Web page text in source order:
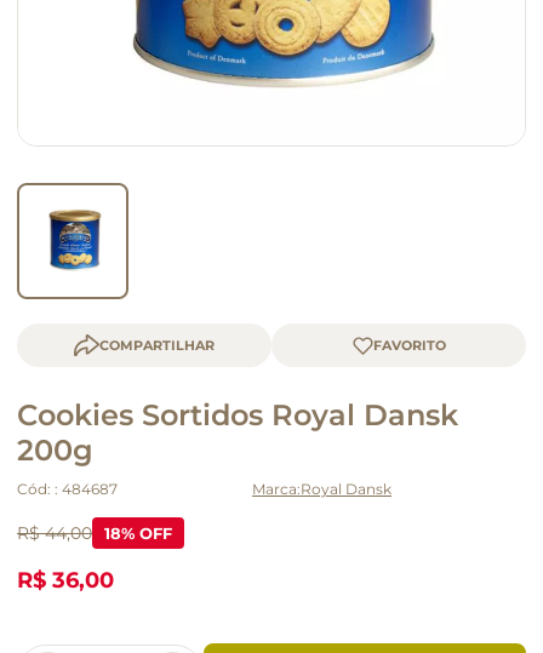
COMPARTILHAR
Cookies Sortidos Royal Dansk
200g
Cód: : 484687 Royal Dansk
R$ 44,00 18% OFF
R$ 36,00